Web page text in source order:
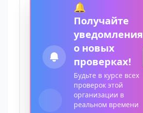
🔔
Получайте
уведомления
о новых
проверках!
Будьте в курсе всех
проверок этой
организации в
реальном времени